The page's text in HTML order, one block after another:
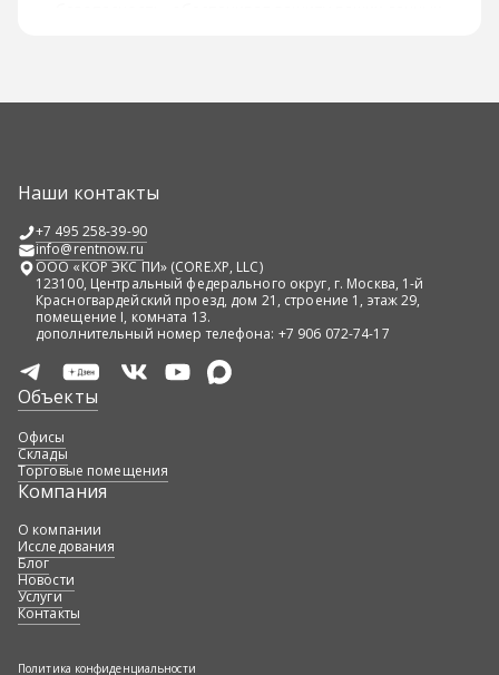
высококачественные фотографии и виртуальные туры,
информацию об окружающей инфраструктуре и
транспортной доступности. Поддержка наших
консультантов включает помощь в подборе
оптимального объекта, организацию просмотров и
переговоров, а также юридическое сопровождение
сделки.
Наши контакты
+7 495 258-39-90
info@rentnow.ru
ООО «КОР ЭКС ПИ» (CORE.XP, LLC)
123100, Центральный федерального округ, г. Москва, 1-й
Красногвардейский проезд, дом 21, строение 1, этаж 29,
помещение I, комната 13.
дополнительный номер телефона: +7 906 072-74-17
Объекты
Офисы
Склады
Торговые помещения
Компания
О компании
Исследования
Блог
Новости
Услуги
Контакты
Политика конфиденциальности